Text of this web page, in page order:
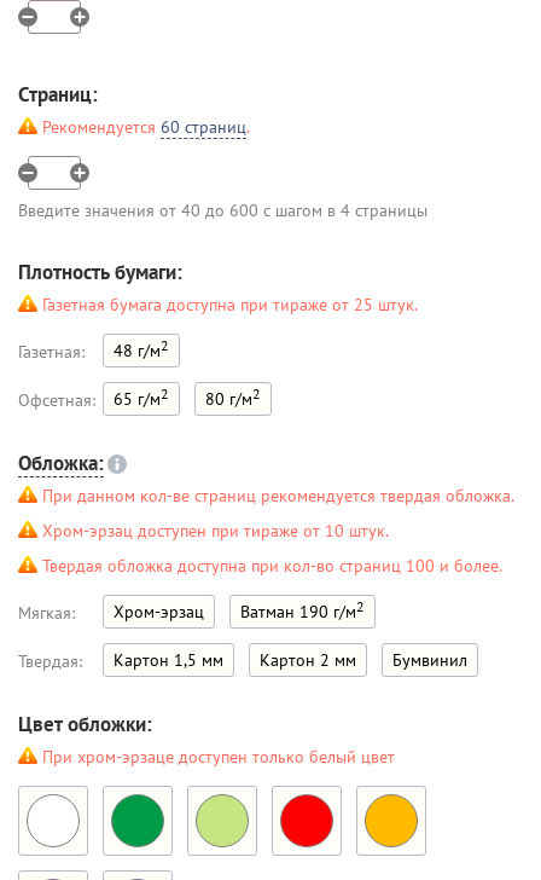
Страниц:
Рекомендуется 60 страниц.
Введите значения от 40 до 600 с шагом в 4 страницы
Плотность бумаги:
Газетная бумага доступна при тираже от 25 штук.
Газетная: 48 г/м2
Офсетная: 65 г/м2 80 г/м2
Обложка:
При данном кол-ве страниц рекомендуется твердая обложка.
Хром-эрзац доступен при тираже от 10 штук.
Твердая обложка доступна при кол-во страниц 100 и более.
Мягкая: Хром-эрзац Ватман 190 г/м2
Твердая: Картон 1,5 мм Картон 2 мм Бумвинил
Цвет обложки:
При хром-эрзаце доступен только белый цвет